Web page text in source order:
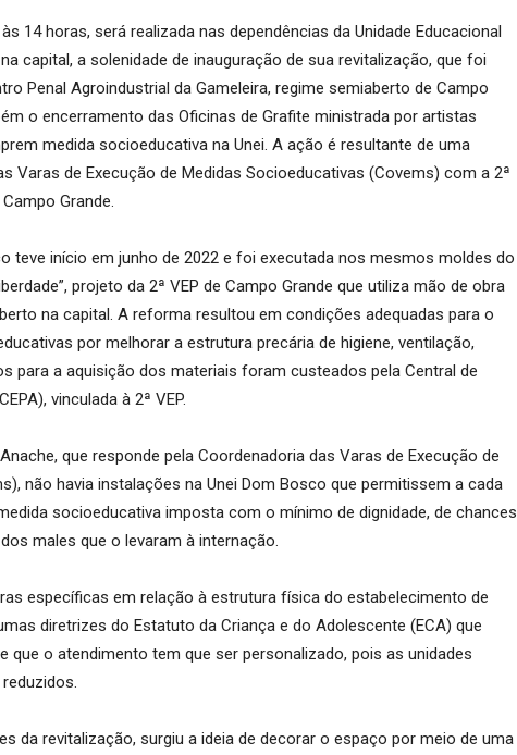
14 horas, será realizada nas dependências da Unidade Educacional
capital, a solenidade de inauguração de sua revitalização, que foi
Penal Agroindustrial da Gameleira, regime semiaberto de Campo
o encerramento das Oficinas de Grafite ministrada por artistas
medida socioeducativa na Unei. A ação é resultante de uma
Varas de Execução de Medidas Socioeducativas (Covems) com a 2ª
Grande.
teve início em junho de 2022 e foi executada nos mesmos moldes do
projeto da 2ª VEP de Campo Grande que utiliza mão de obra
na capital. A reforma resultou em condições adequadas para o
por melhorar a estrutura precária de higiene, ventilação,
para a aquisição dos materiais foram custeados pela Central de
vinculada à 2ª VEP.
que responde pela Coordenadoria das Varas de Execução de
não havia instalações na Unei Dom Bosco que permitissem a cada
socioeducativa imposta com o mínimo de dignidade, de chances
males que o levaram à internação.
específicas em relação à estrutura física do estabelecimento de
diretrizes do Estatuto da Criança e do Adolescente (ECA) que
que o atendimento tem que ser personalizado, pois as unidades
da revitalização, surgiu a ideia de decorar o espaço por meio de uma